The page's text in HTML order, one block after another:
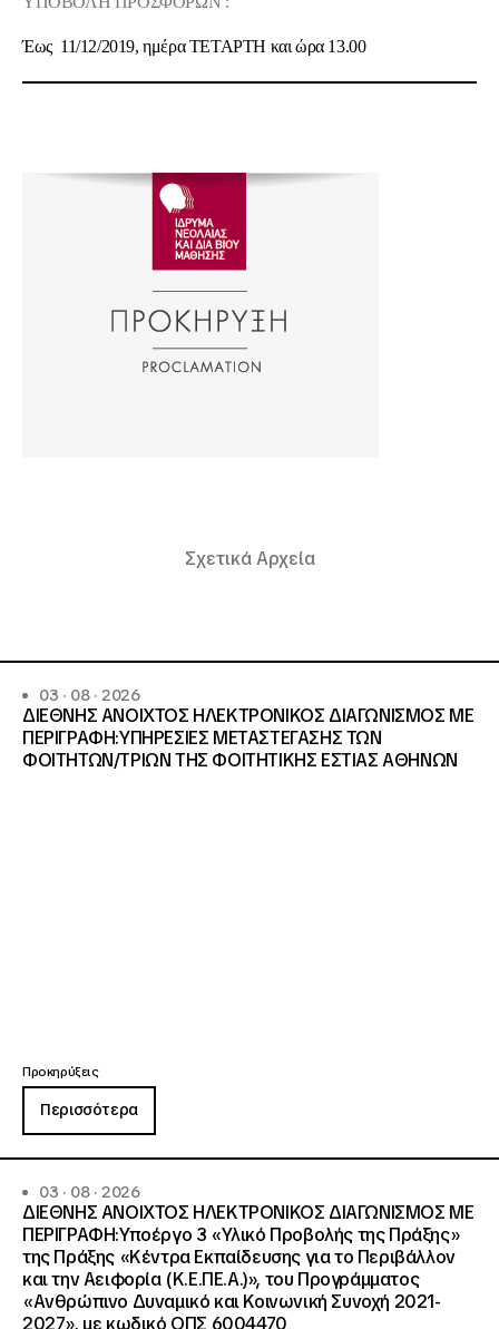
Έως 11/12/2019, ημέρα ΤΕΤΑΡΤΗ και ώρα 13.00
Σχετικά Αρχεία
03 · 08 · 2026
ΔΙΕΘΝΗΣ ΑΝΟΙΧΤΟΣ ΗΛΕΚΤΡΟΝΙΚΟΣ ΔΙΑΓΩΝΙΣΜΟΣ ΜΕ
ΠΕΡΙΓΡΑΦΗ:ΥΠΗΡΕΣΙΕΣ METAΣΤΕΓΑΣΗΣ ΤΩΝ
ΦΟΙΤΗΤΩΝ/ΤΡΙΩΝ ΤΗΣ ΦΟΙΤΗΤΙΚΗΣ ΕΣΤΙΑΣ ΑΘΗΝΩΝ
Προκηρύξεις
Περισσότερα
03 · 08 · 2026
ΔΙΕΘΝΗΣ ΑΝΟΙΧΤΟΣ ΗΛΕΚΤΡΟΝΙΚΟΣ ΔΙΑΓΩΝΙΣΜΟΣ ΜΕ
ΠΕΡΙΓΡΑΦΗ:Υποέργο 3 «Υλικό Προβολής της Πράξης»
της Πράξης «Κέντρα Εκπαίδευσης για το Περιβάλλον
και την Αειφορία (Κ.Ε.ΠΕ.Α.)», του Προγράμματος
«Ανθρώπινο Δυναμικό και Κοινωνική Συνοχή 2021-
2027», με κωδικό ΟΠΣ 6004470